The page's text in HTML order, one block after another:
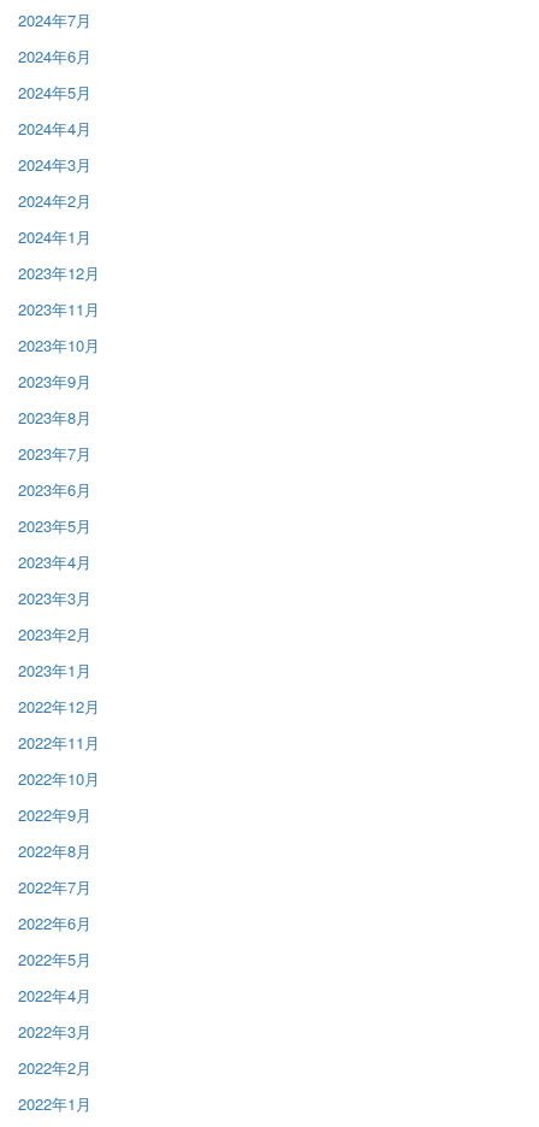
2024年7月
2024年6月
2024年5月
2024年4月
2024年3月
2024年2月
2024年1月
2023年12月
2023年11月
2023年10月
2023年9月
2023年8月
2023年7月
2023年6月
2023年5月
2023年4月
2023年3月
2023年2月
2023年1月
2022年12月
2022年11月
2022年10月
2022年9月
2022年8月
2022年7月
2022年6月
2022年5月
2022年4月
2022年3月
2022年2月
2022年1月